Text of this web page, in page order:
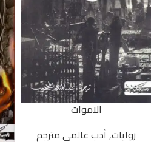
الاموات
روايات,أدب عالمي مترجم